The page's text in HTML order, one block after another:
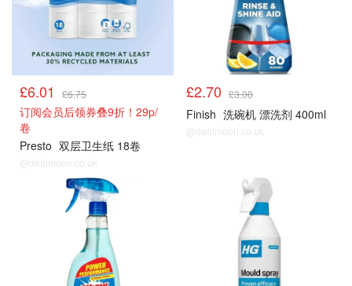
£6.01 £6.75
订阅会员后领券叠9折！29p/
卷
Presto 双层卫生纸 18卷
@dealmoon.co.uk
£2.70 £3.00
Finish 洗碗机 漂洗剂 400ml
@dealmoon.co.uk